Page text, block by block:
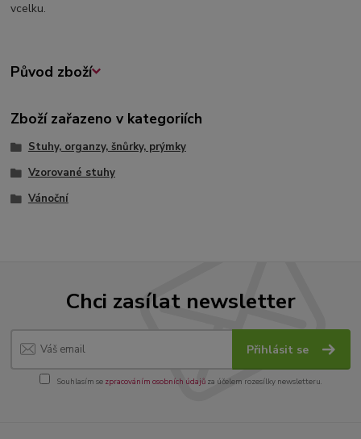
vcelku.
Původ zboží
Zboží zařazeno v kategoriích
Stuhy, organzy, šnůrky, prýmky
Vzorované stuhy
Vánoční
Chci zasílat newsletter
Přihlásit se
Souhlasím se zpracováním osobních údajůza účelem rozesílky newsletteru.